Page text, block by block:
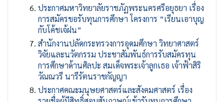
ประกาศมหาวิทยาลัยราชภัฏพระนครศรีอยุธยา เรื่อง
การสมัครขอรับทุนการศึกษา โครงการ “เรียนเอาบุญ
กับโค้ชเจ้ฝน”
สำนักงานปลัดกระทรวงการอุดมศึกษา วิทยาศาสตร์
วิจัยและนวัตกรรม ประชาสัมพันธ์การรับสมัครทุน
การศึกษาด้านศิลปะ สมเด็จพระเจ้าลูกเธอ เจ้าฟ้าสิริ
วัณณวรี นารีรัตนราชกัญญา
ประกาศคณะมนุษยศาสตร์และสังคมศาสตร์ เรื่อง